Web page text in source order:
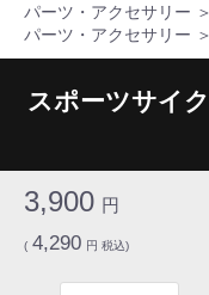
パーツ・アクセサリー ＞
パーツ・アクセサリー ＞
スポーツサイ
3,900 円
( 4,290 円 税込)